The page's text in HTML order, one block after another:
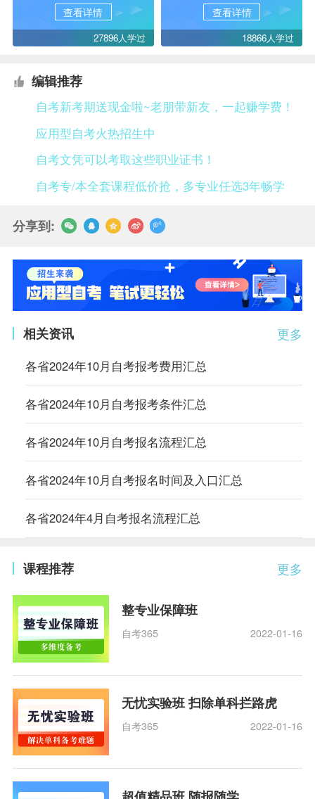
查看详情
27896人学过
查看详情
18866人学过
编辑推荐
自考新考期送现金啦~老朋带新友，一起赚学费！
应用型自考火热招生中
自考文凭可以考取这些职业证书！
自考专/本全套课程低价抢，多专业任选3年畅学
分享到:
更多
相关资讯
各省2024年10月自考报考费用汇总
各省2024年10月自考报考条件汇总
各省2024年10月自考报名流程汇总
各省2024年10月自考报名时间及入口汇总
各省2024年4月自考报名流程汇总
更多
课程推荐
整专业保障班
自考365 2022-01-16
无忧实验班 扫除单科拦路虎
自考365 2022-01-16